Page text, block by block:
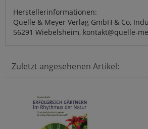
Herstellerinformationen:
Quelle & Meyer Verlag GmbH & Co,
56291 Wiebelsheim, kontakt@quelle-
Zuletzt angesehenen Artikel: